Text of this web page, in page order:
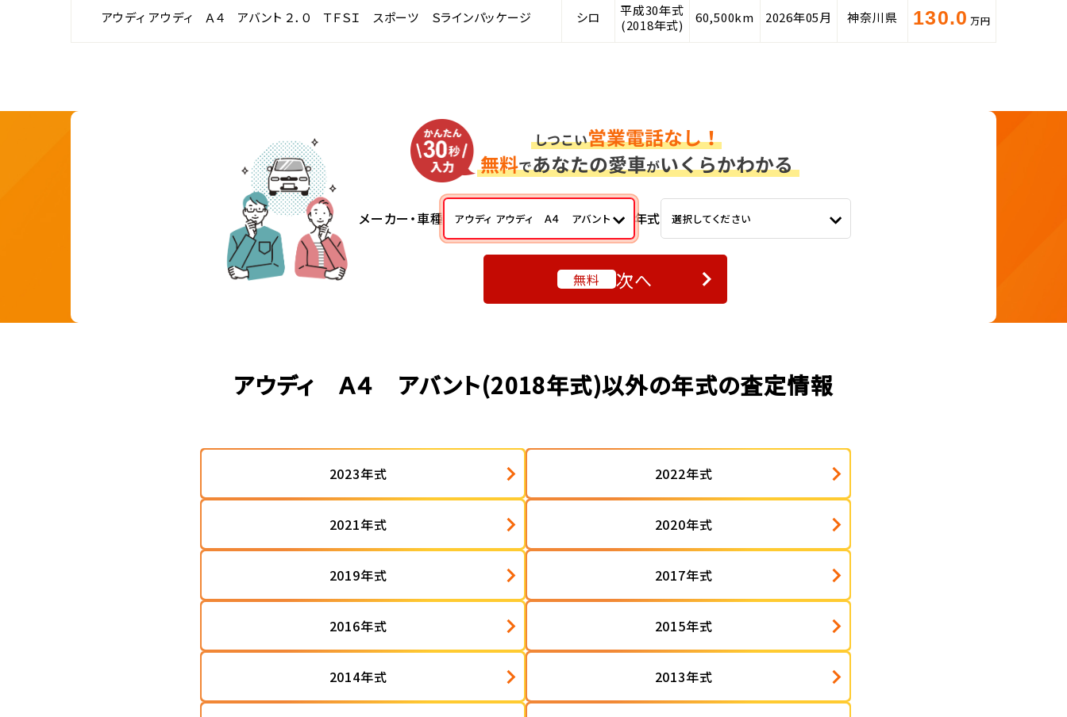
アウディ アウディ Ａ４ アバント ２．０ ＴＦＳＩ スポーツ Ｓラインパッケージ シロ
平成30年式
(2018年式)
60,500km 2026年05月 神奈川県 130.0 万円
メーカー・車種 アウディ アウディ Ａ４ アバント 年式 選択してください
無料 次へ
アウディ Ａ４ アバント(2018年式)以外の年式の査定情報
2023年式 2022年式
2021年式 2020年式
2019年式 2017年式
2016年式 2015年式
2014年式 2013年式